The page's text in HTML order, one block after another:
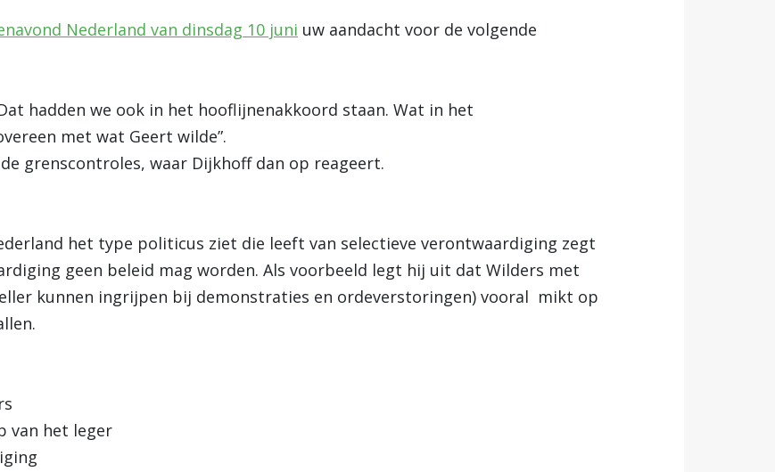
Nederland van dinsdag 10 juni uw aandacht voor de volgende
hadden we ook in het hooflijnenakkoord staan. Wat in het
met wat Geert wilde”.
grenscontroles, waar Dijkhoff dan op reageert.
het type politicus ziet die leeft van selectieve verontwaardiging zegt
geen beleid mag worden. Als voorbeeld legt hij uit dat Wilders met
kunnen ingrijpen bij demonstraties en ordeverstoringen) vooral mikt op
van het leger